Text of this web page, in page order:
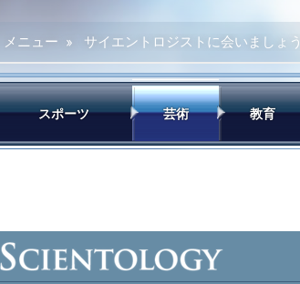
メニュー » サイエントロジストに会いましょう
スポーツ 芸術 教育